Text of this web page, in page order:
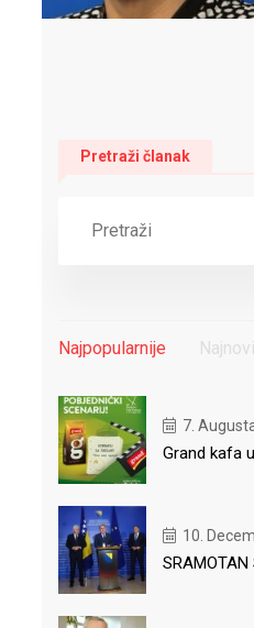
Pretraži članak
Najpopularnije
7.
Grand kafa
10.